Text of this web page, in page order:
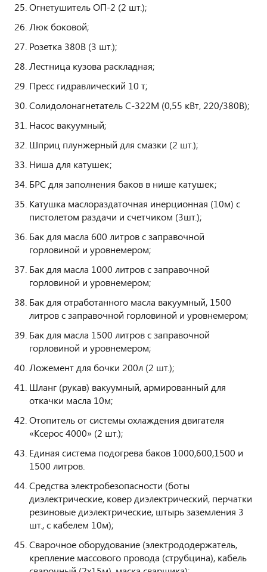
Огнетушитель ОП-2 (2 шт.);
Люк боковой;
Розетка 380В (3 шт.);
Лестница кузова раскладная;
Пресс гидравлический 10 т;
Солидолонагнетатель С-322М (0,55 кВт, 220/380В);
Насос вакуумный;
Шприц плунжерный для смазки (2 шт.);
Ниша для катушек;
БРС для заполнения баков в нише катушек;
Катушка маслораздаточная инерционная (10м) с
пистолетом раздачи и счетчиком (3шт.);
Бак для масла 600 литров с заправочной
горловиной и уровнемером;
Бак для масла 1000 литров с заправочной
горловиной и уровнемером;
Бак для отработанного масла вакуумный, 1500
литров с заправочной горловиной и уровнемером;
Бак для масла 1500 литров с заправочной
горловиной и уровнемером;
Ложемент для бочки 200л (2 шт.);
Шланг (рукав) вакуумный, армированный для
откачки масла 10м;
Отопитель от системы охлаждения двигателя
«Ксерос 4000» (2 шт.);
Единая система подогрева баков 1000,600,1500 и
1500 литров.
Средства электробезопасности (боты
диэлектрические, ковер диэлектрический, перчатки
резиновые диэлектрические, штырь заземления 3
шт., с кабелем 10м);
Сварочное оборудование (электрододержатель,
крепление массового провода (струбцина), кабель